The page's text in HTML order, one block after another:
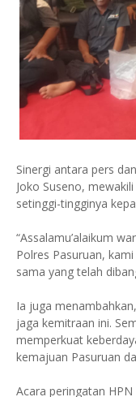
Sinergi antara pers
Joko Suseno,
setinggi-tingginya
“Assalamu’alaikum
Polres Pasuruan,
sama yang telah
Ia juga
jaga kemitraan ini.
memperkuat
kemajuan Pasuruan
Acara peringatan